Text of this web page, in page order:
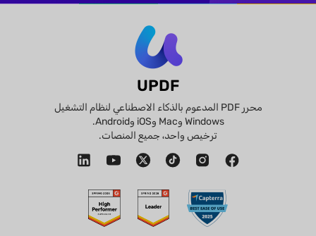
UPDF
محرر PDF المدعوم بالذكاء الاصطناعي لنظام التشغيل
Windows وMac وiOS وAndroid.
ترخيص واحد، جميع المنصات.